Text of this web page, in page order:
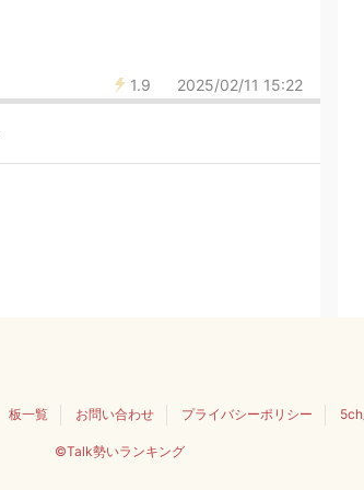
1.9 2025/02/11 15:22
板一覧 お問い合わせ プライバシーポリシー
©Talk勢いランキング